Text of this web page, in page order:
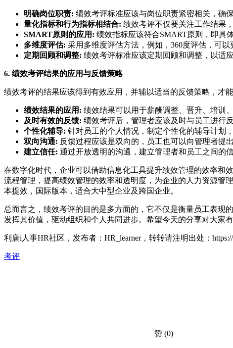
明确岗位职责: 绩效考评标准应该与岗位职责紧密相关，确
量化指标和行为指标相结合: 绩效考评不仅要关注工作结果
SMART原则的应用: 绩效指标应该符合SMART原则，即具
多维度评估: 采用多维度评估方法，例如，360度评估，可以
定期回顾和调整: 绩效考评标准应该定期回顾和调整，以适
6. 绩效考评结果的应用与反馈策略
绩效考评的结果应该得到有效应用，并辅以适当的反馈策略，才
绩效结果的应用: 绩效结果可以用于薪酬调整、晋升、培训
及时有效的反馈: 绩效考评后，管理者应该及时与员工进行
个性化辅导: 针对员工的个人情况，制定个性化的辅导计划
双向沟通: 反馈过程应该是双向的，员工也可以向管理者提
建立信任: 通过开放透明的沟通，建立管理者和员工之间的
在数字化时代，企业可以借助信息化工具提升绩效管理的效率和效
流程管理，提高绩效管理的效率和透明度，为企业的人力资源管
本提效，国际版本，适合大中型企业及跨国企业。
总而言之，绩效考评的目的是多方面的，它不仅是衡量员工表现
发挥其价值，驱动组织和个人共同进步。希望今天的分享对大家
利唐i人事HR社区，发布者：HR_learner，转转请注明出处：
考评
赞 (0)